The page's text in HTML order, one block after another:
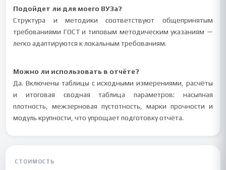
Подойдет ли для моего ВУЗа?
Структура и методики соответствуют общепринятым
требованиями ГОСТ и типовым методическим указаниям —
легко адаптируются к локальным требованиям.
Можно ли использовать в отчёте?
Да. Включены таблицы с исходными измерениями, расчёты
и итоговая сводная таблица параметров: насыпная
плотность, межзерновая пустотность, марки прочности и
модуль крупности, что упрощает подготовку отчёта.
СТОИМОСТЬ